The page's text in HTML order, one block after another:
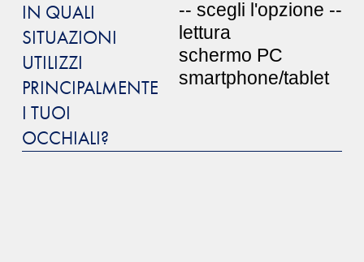
IN QUALI
SITUAZIONI
UTILIZZI
PRINCIPALMENTE
I TUOI
OCCHIALI?